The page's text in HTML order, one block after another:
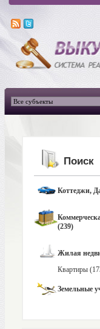
Поиск
Коттеджи,
(239)
Жилая
Квартиры
Земельные